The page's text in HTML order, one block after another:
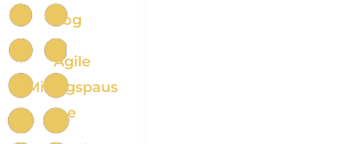
og
Agile
Mittagspaus
e